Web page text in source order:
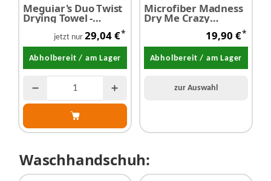
Meguiar's Duo Twist
Drying Towel -
Trockentuch 90 cm x
jetzt nur 29,04 €*
Abholbereit / am Lager
Microfiber Madness
Dry Me Crazy
Trockentuch
19,90 €*
Abholbereit / am Lager
zur Auswahl
Waschhandschuh: